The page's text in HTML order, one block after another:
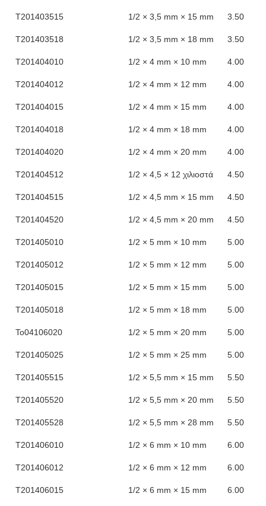
Τ201403515 1/2 × 3,5 mm × 15 mm 3.50
Τ201403518 1/2 × 3,5 mm × 18 mm 3.50
Τ201404010 1/2 × 4 mm × 10 mm 4.00
Τ201404012 1/2 × 4 mm × 12 mm 4.00
Τ201404015 1/2 × 4 mm × 15 mm 4.00
Τ201404018 1/2 × 4 mm × 18 mm 4.00
Τ201404020 1/2 × 4 mm × 20 mm 4.00
Τ201404512 1/2 × 4,5 × 12 χιλιοστά 4.50
Τ201404515 1/2 × 4,5 mm × 15 mm 4.50
Τ201404520 1/2 × 4,5 mm × 20 mm 4.50
Τ201405010 1/2 × 5 mm × 10 mm 5.00
Τ201405012 1/2 × 5 mm × 12 mm 5.00
Τ201405015 1/2 × 5 mm × 15 mm 5.00
Τ201405018 1/2 × 5 mm × 18 mm 5.00
To04106020 1/2 × 5 mm × 20 mm 5.00
Τ201405025 1/2 × 5 mm × 25 mm 5.00
Τ201405515 1/2 × 5,5 mm × 15 mm 5.50
Τ201405520 1/2 × 5,5 mm × 20 mm 5.50
Τ201405528 1/2 × 5,5 mm × 28 mm 5.50
Τ201406010 1/2 × 6 mm × 10 mm 6.00
Τ201406012 1/2 × 6 mm × 12 mm 6.00
Τ201406015 1/2 × 6 mm × 15 mm 6.00